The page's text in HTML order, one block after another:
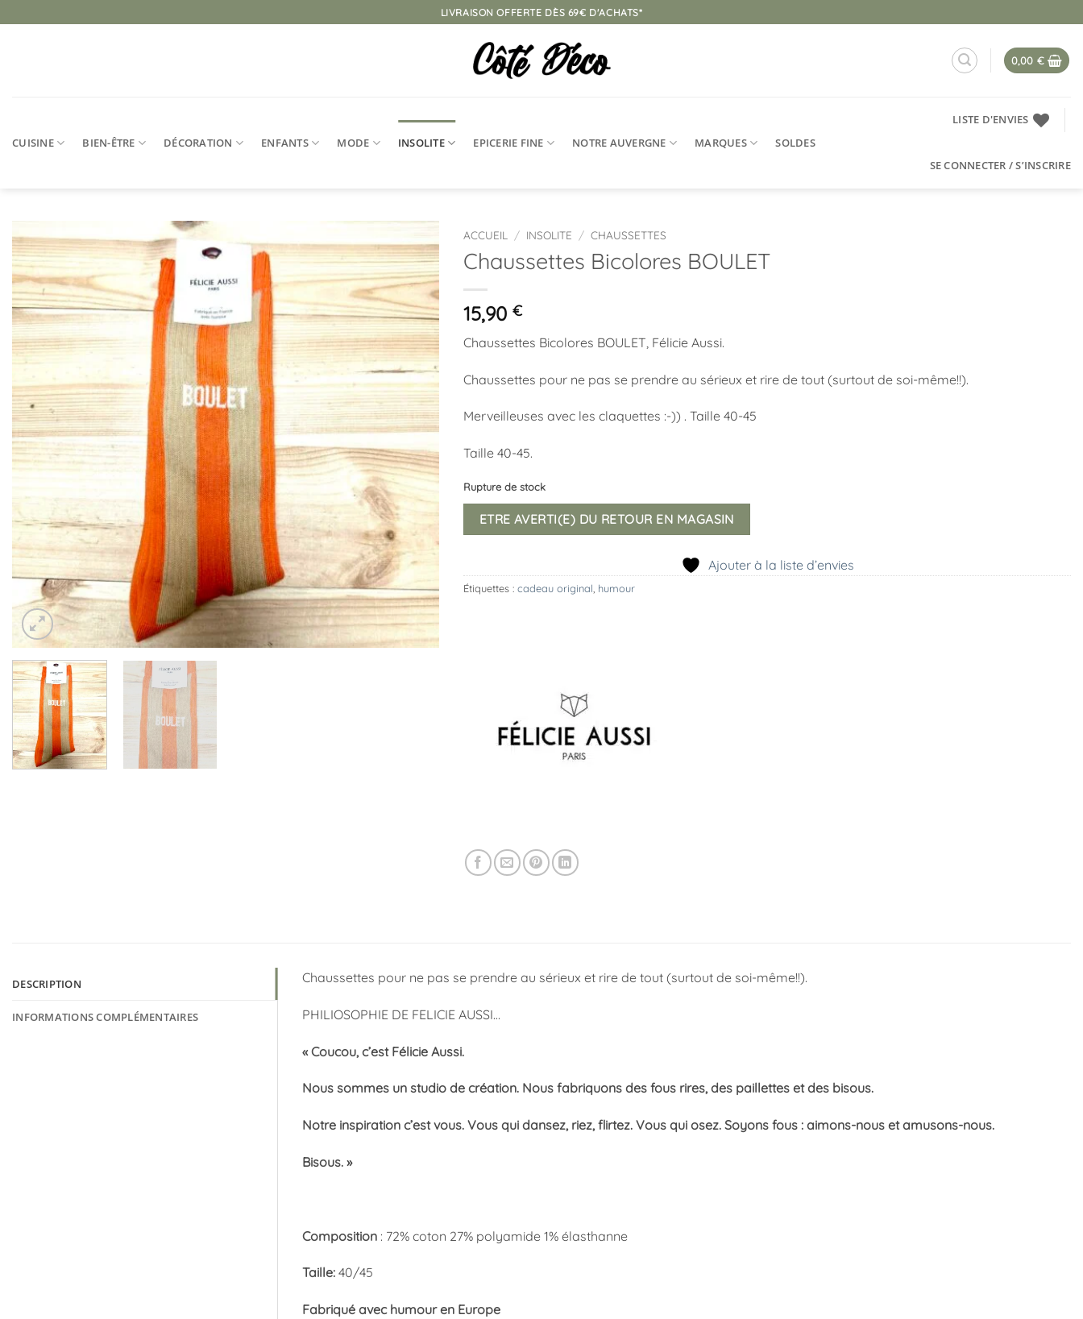
au
LIVRAISON OFFERTE DÈS 69€ D'ACHATS*
0,00 €
CUISINE BIEN-ÊTRE DÉCORATION ENFANTS MODE INSOLITE EPICERIE FINE NOTRE AUVERGNE MARQUES SOLDES
LISTE D'ENVIES
SE CONNECTER / S’INSCRIRE
Ajouter
à la
liste
d’envies
ACCUEIL / INSOLITE / CHAUSSETTES
Chaussettes Bicolores BOULET
15,90 €
Chaussettes Bicolores BOULET, Félicie Aussi.
Chaussettes pour ne pas se prendre au sérieux et rire de tout (surtout de soi-même!!).
Merveilleuses avec les claquettes :-)) . Taille 40-45
Taille 40-45.
Rupture de stock
ETRE AVERTI(E) DU RETOUR EN MAGASIN
Ajouter à la liste d’envies
Étiquettes : cadeau original humour
DESCRIPTION
INFORMATIONS COMPLÉMENTAIRES
Chaussettes pour ne pas se prendre au sérieux et rire de tout (surtout de soi-même!!).
PHILIOSOPHIE DE FELICIE AUSSI…
« Coucou, c’est Félicie Aussi.
Nous sommes un studio de création. Nous fabriquons des fous rires, des paillettes et des bisous.
Notre inspiration c’est vous. Vous qui dansez, riez, flirtez. Vous qui osez. Soyons fous : aimons-nous et amusons-nous.
Bisous. »
Composition: 72% coton 27% polyamide 1% élasthanne
Taille:40/45
Fabriqué avec humour en Europe